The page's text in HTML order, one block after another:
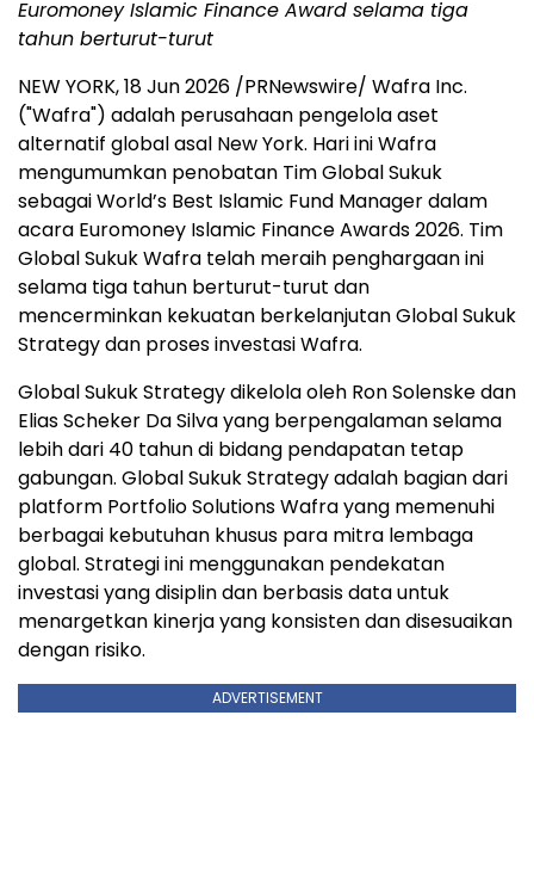
Euromoney Islamic Finance Award selama tiga
tahun berturut-turut
NEW YORK,18 Jun 2026 /PRNewswire/ Wafra Inc.
("Wafra") adalah perusahaan pengelola aset
alternatif global asal New York. Hari ini Wafra
mengumumkan penobatan Tim Global Sukuk
sebagai World’s Best Islamic Fund Manager dalam
acara Euromoney Islamic Finance Awards 2026. Tim
Global Sukuk Wafra telah meraih penghargaan ini
selama tiga tahun berturut-turut dan
mencerminkan kekuatan berkelanjutan Global Sukuk
Strategy dan proses investasi Wafra.
Global Sukuk Strategy dikelola oleh Ron Solenske dan
Elias Scheker Da Silva yang berpengalaman selama
lebih dari 40 tahun di bidang pendapatan tetap
gabungan. Global Sukuk Strategy adalah bagian dari
platform Portfolio Solutions Wafra yang memenuhi
berbagai kebutuhan khusus para mitra lembaga
global. Strategi ini menggunakan pendekatan
investasi yang disiplin dan berbasis data untuk
menargetkan kinerja yang konsisten dan disesuaikan
dengan risiko.
ADVERTISEMENT